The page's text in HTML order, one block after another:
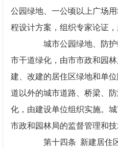
公园绿地、一公顷以上广场
程设计方案，组织专家论证，
城市公园绿地、防护
市干道绿化，由市市政和园
建、改建的居住区绿地和单
道以外的城市道路、桥梁、
化，由建设单位组织实施。
市政和园林局的监督管理和技
第十四条 新建居住区